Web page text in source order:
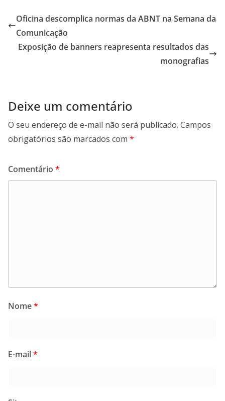
Oficina descomplica normas da ABNT na Semana da
Comunicação
Exposição de banners reapresenta resultados das
monografias
Deixe um comentário
O seu endereço de e-mail não será publicado. Campos
obrigatórios são marcados com *
Comentário *
Nome*
E-mail*